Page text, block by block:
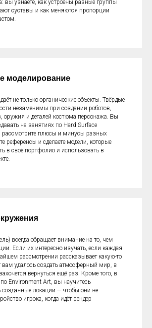
вы узнаете, как устроены разные группы
суставы и как меняются пропорции
моделирование
не только органические объекты. Твёрдые
незаменимы при создании роботов,
оружия и деталей костюма персонажа. Вы
на занятиях по Hard Surface
рассмотрите плюсы и минусы разных
референсы и сделаете модели, которые
в своё портфолио и использовать в
всегда обращает внимание на то, чем
Если их интересно изучать, если каждая
рассмотрении рассказывает какую-то
вам удалось создать атмосферный мир, в
вернуться ещё раз. Кроме того, в
Environment Art, вы научитесь
созданные локации — чтобы они не
игрока, когда идёт рендер